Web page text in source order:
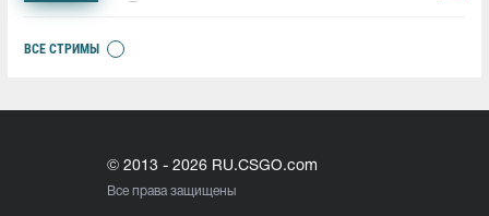
ВСЕ СТРИМЫ
© 2013 - 2026 RU.CSGO.com
Все права защищены